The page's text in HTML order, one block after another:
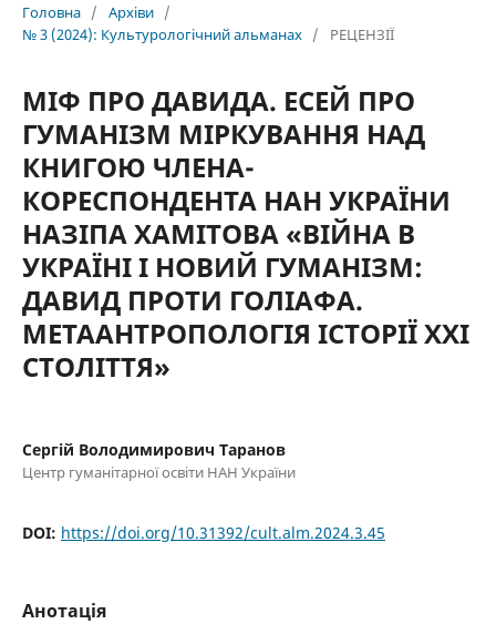
Головна / Архіви /
№ 3 (2024): Культурологічний альманах / РЕЦЕНЗІЇ
МІФ ПРО ДАВИДА. ЕСЕЙ ПРО
ГУМАНІЗМ МІРКУВАННЯ НАД
КНИГОЮ ЧЛЕНА-
КОРЕСПОНДЕНТА НАН УКРАЇНИ
НАЗІПА ХАМІТОВА «ВІЙНА В
УКРАЇНІ І НОВИЙ ГУМАНІЗМ:
ДАВИД ПРОТИ ГОЛІАФА.
МЕТААНТРОПОЛОГІЯ ІСТОРІЇ ХХІ
СТОЛІТТЯ»
Сергій Володимирович Таранов
Центр гуманітарної освіти НАН України
DOI: https://doi.org/10.31392/cult.alm.2024.3.45
Анотація